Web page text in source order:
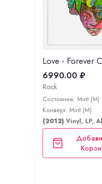
Love - Forever
6990.00 ₽
Rock
Состояние: Mint (M)
Конверт: Mint (M)
(2012) Vinyl, LP,